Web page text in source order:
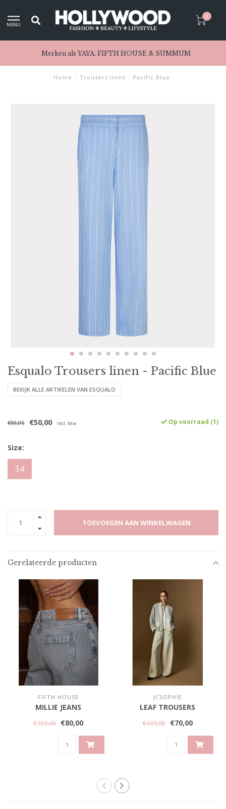
MENU
0
Merken als YAYA, FIFTH HOUSE & SUMMUM
Home / Trousers linen - Pacific Blue
Esqualo Trousers linen - Pacific Blue
BEKIJK ALLE ARTIKELEN VAN ESQUALO
€99,95 €50,00 Incl. btw Op voorraad (1)
Size:
34
TOEVOEGEN AAN WINKELWAGEN
Gerelateerde producten
FIFTH HOUSE
MILLIE JEANS
€159,00 €80,00
JCSOPHIE
LEAF TROUSERS
€139,95 €70,00